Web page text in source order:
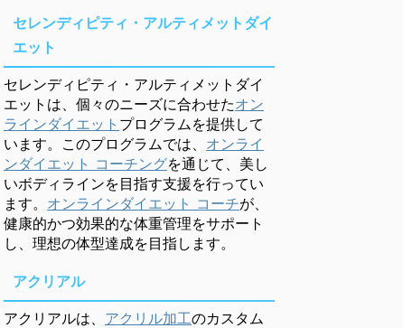
セレンディピティ・アルティメットダイ
エット
セレンディピティ・アルティメットダイ
エットは、個々のニーズに合わせたオン
ラインダイエット プログラムを提供して
います。このプログラムでは、 オンライ
ンダイエット コーチングを通じて、美し
いボディラインを目指す支援を行ってい
ます。 オンラインダイエット コーチが、
健康的かつ効果的な体重管理をサポート
し、理想の体型達成を目指します。
アクリアル
アクリアルは、 アクリル加工のカスタム